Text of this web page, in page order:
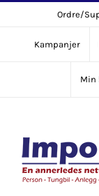
content
Ordre/
Kampanjer
Min